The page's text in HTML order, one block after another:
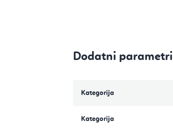
Dodatni parametri
Kategorija
Kategorija